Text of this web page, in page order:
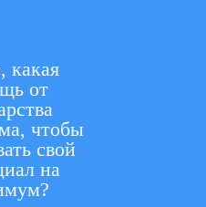
какая
от
чтобы
свой
на